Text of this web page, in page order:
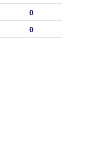
0
0